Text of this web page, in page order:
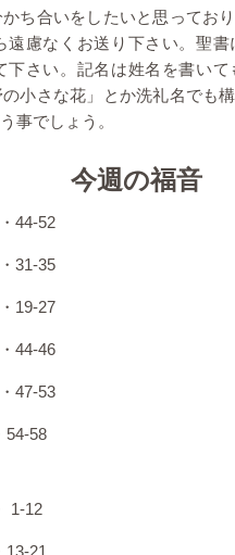
ち合いをしたいと思ってお
遠慮なくお送り下さい。聖
下さい。記名は姓名を書い
小さな花」とか洗礼名でも
事でしょう。
今週の福音
・44-52
・31-35
・ 19-27
・44-46
・47-53
54-58
1-12
13-21